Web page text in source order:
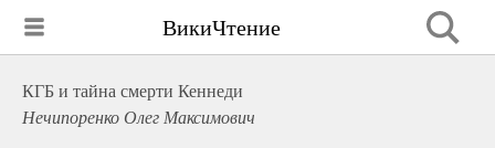
ВикиЧтение
КГБ и тайна смерти Кеннеди
Нечипоренко Олег Максимович